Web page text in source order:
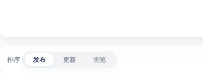
排序 发布 更新 浏览